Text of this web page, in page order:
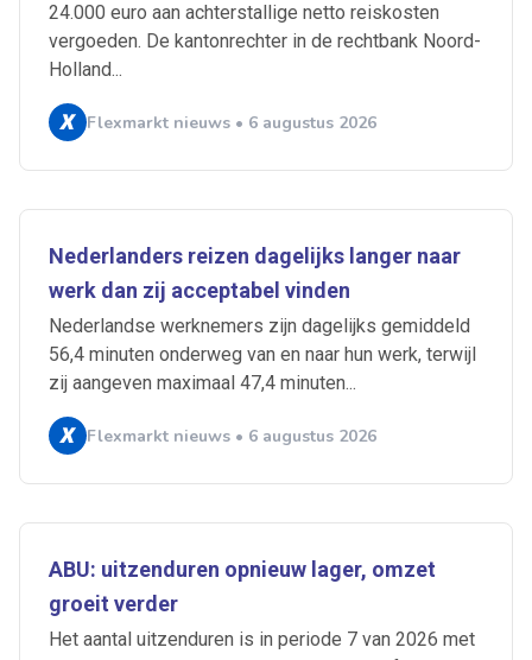
24.000 euro aan achterstallige netto reiskosten
vergoeden. De kantonrechter in de rechtbank Noord-
Holland...
Flexmarkt nieuws • 6 augustus 2026
Nederlanders reizen dagelijks langer naar
werk dan zij acceptabel vinden
Nederlandse werknemers zijn dagelijks gemiddeld
56,4 minuten onderweg van en naar hun werk, terwijl
zij aangeven maximaal 47,4 minuten...
Flexmarkt nieuws • 6 augustus 2026
ABU: uitzenduren opnieuw lager, omzet
groeit verder
Het aantal uitzenduren is in periode 7 van 2026 met